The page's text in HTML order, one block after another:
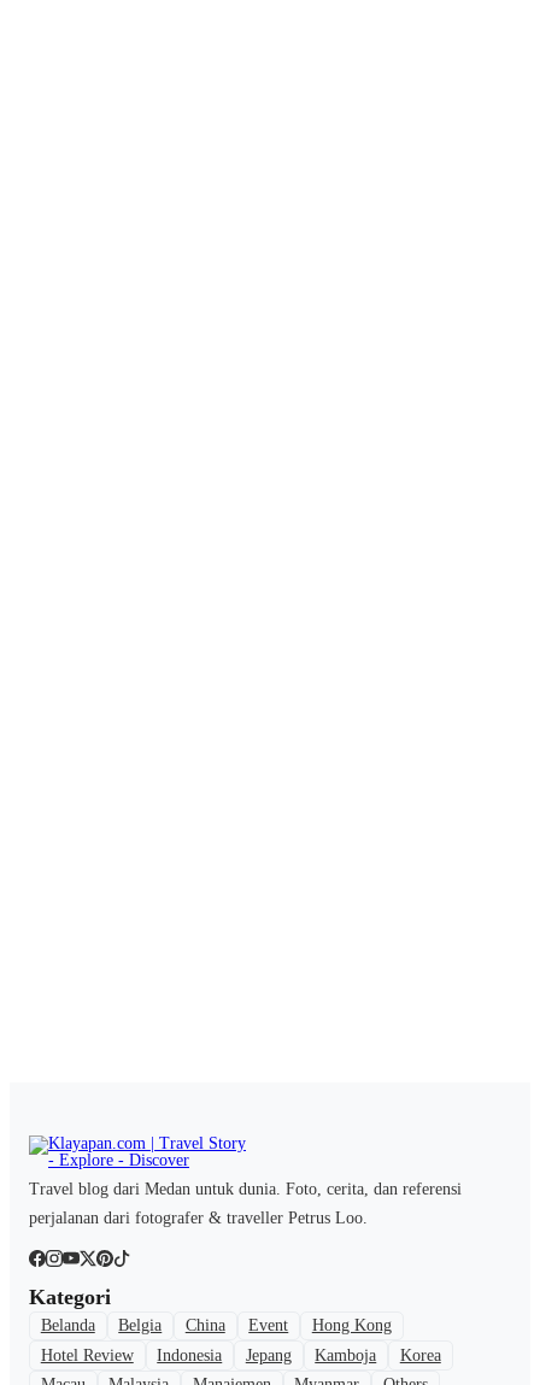
Travel blog dari Medan untuk dunia. Foto, cerita, dan referensi
perjalanan dari fotografer & traveller Petrus Loo.
Kategori
Belanda Belgia China Event
Hong Kong
Hotel Review
Indonesia Jepang Kamboja
Korea